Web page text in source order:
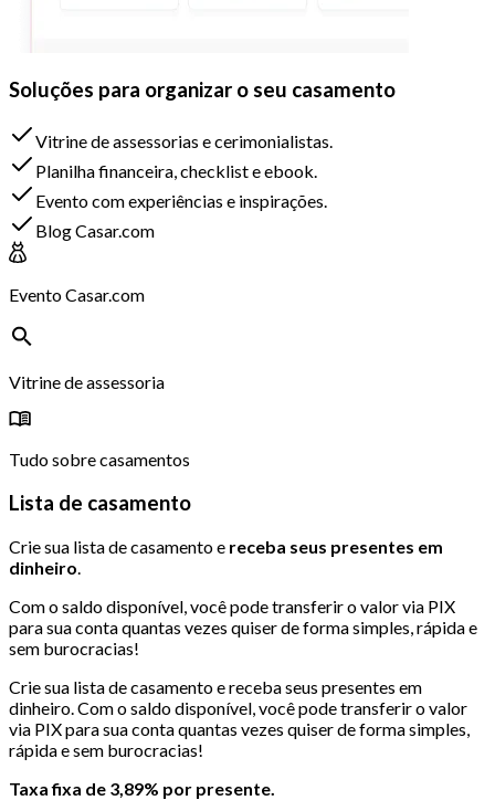
Soluções para organizar o seu casamento
Vitrine de assessorias e cerimonialistas.
Planilha financeira, checklist e ebook.
Evento com experiências e inspirações.
Blog Casar.com
Evento Casar.com
Vitrine de assessoria
Tudo sobre casamentos
Lista de casamento
Crie sua lista de casamento e receba seus presentes em
dinheiro
Com o saldo disponível, você pode transferir o valor via PIX
para sua conta quantas vezes quiser de forma simples, rápida e
sem burocracias!
Crie sua lista de casamento e receba seus presentes em
dinheiro. Com o saldo disponível, você pode transferir o valor
via PIX para sua conta quantas vezes quiser de forma simples,
rápida e sem burocracias!
Taxa fixa de 3,89% por presente.